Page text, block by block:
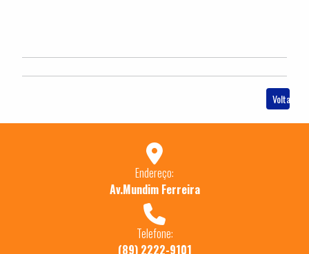
Voltar
Endereço:
Av.Mundim Ferreira
Telefone:
(89) 2222-9101